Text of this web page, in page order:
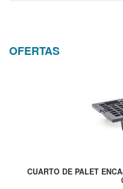
OFERTAS
CUARTO DE PALET